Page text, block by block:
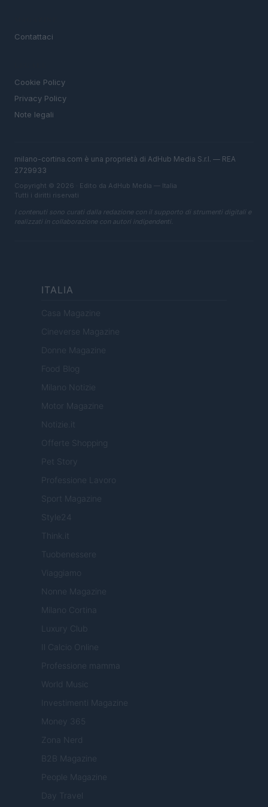
Contattaci
Cookie Policy
Privacy Policy
Note legali
milano-cortina.com è una proprietà di AdHub Media S.r.l. — REA
2729933
Copyright © 2026 · Edito da AdHub Media — Italia
Tutti i diritti riservati
I contenuti sono curati dalla redazione con il supporto di strumenti digitali e
realizzati in collaborazione con autori indipendenti.
ITALIA
Casa Magazine
Cineverse Magazine
Donne Magazine
Food Blog
Milano Notizie
Motor Magazine
Notizie.it
Offerte Shopping
Pet Story
Professione Lavoro
Sport Magazine
Style24
Think.it
Tuobenessere
Viaggiamo
Nonne Magazine
Milano Cortina
Luxury Club
Il Calcio Online
Professione mamma
World Music
Investimenti Magazine
Money 365
Zona Nerd
B2B Magazine
People Magazine
Day Travel